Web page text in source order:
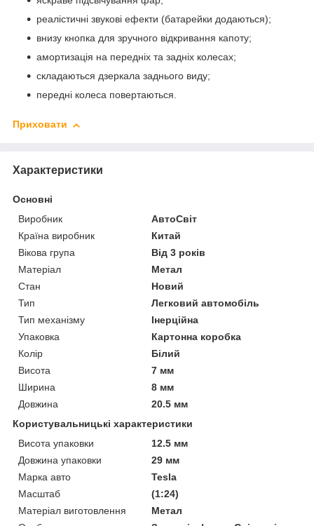
реалістичні звукові ефекти (батарейки додаються);
внизу кнопка для зручного відкривання капоту;
амортизація на передніх та задніх колесах;
складаються дзеркала заднього виду;
передні колеса повертаються.
Приховати
Характеристики
Основні
Виробник
АвтоСвіт
Країна виробник
Китай
Вікова група
Від 3 років
Матеріал
Метал
Стан
Новий
Тип
Легковий автомобіль
Тип механізму
Інерційна
Упаковка
Картонна коробка
Колір
Білий
Висота
7 мм
Ширина
8 мм
Довжина
20.5 мм
Користувальницькі характеристики
Висота упаковки
12.5 мм
Довжина упаковки
29 мм
Марка авто
Tesla
Масштаб
(1:24)
Матеріал виготовлення
Метал